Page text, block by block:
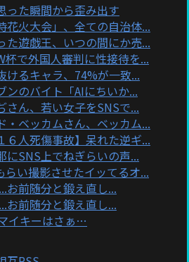
った瞬間から歪み出す
花火大会」、全ての自治体...
た遊戯王、いつの間にか売...
で外国人審判に性接待を...
けるキャラ、74%が一致...
ンのバイト「AIにちいか...
さん、若い女子をSNSで...
・ベッカムさん、ベッカム...
６人死傷事故】呆れた逆ギ...
にSNS上でねぎらいの声...
らい撮影させたイッてるオ...
お前随分と鍛え直し...
お前随分と鍛え直し...
イキーはさぁ…